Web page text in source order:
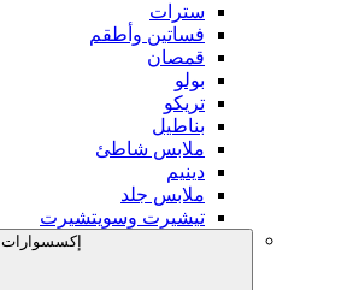
سترات
فساتين وأطقم
قمصان
بولو
تريكو
بناطيل
ملابس شاطئ
دينيم
ملابس جلد
تيشيرت وسويتشيرت
إكسسوارات